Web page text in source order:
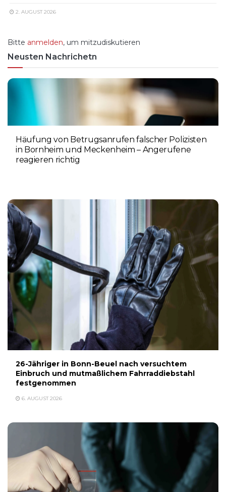
2. AUGUST 2026
Bitte anmelden, um mitzudiskutieren
Neusten Nachrichetn
Häufung von Betrugsanrufen falscher Polizisten
in Bornheim und Meckenheim – Angerufene
reagieren richtig
26-Jähriger in Bonn-Beuel nach versuchtem
Einbruch und mutmaßlichem Fahrraddiebstahl
festgenommen
6. AUGUST 2026